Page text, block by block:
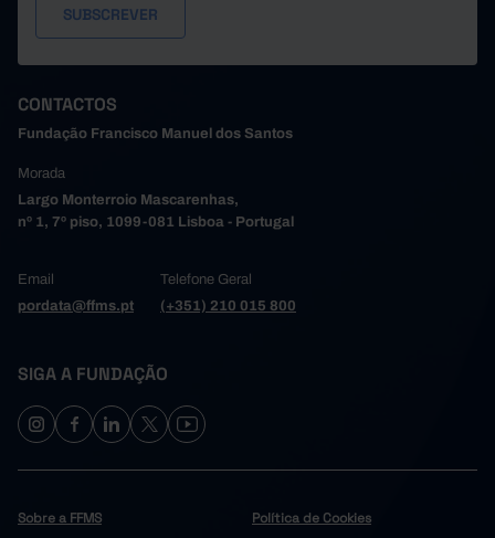
CONTACTOS
Fundação Francisco Manuel dos Santos
Morada
Largo Monterroio Mascarenhas,
nº 1, 7º piso, 1099-081 Lisboa - Portugal
Email
pordata@ffms.pt
Telefone Geral
(+351) 210 015 800
SIGA A FUNDAÇÃO
Sobre a FFMS Política de Cookies